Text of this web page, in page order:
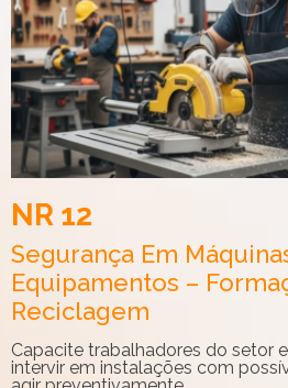
NR 12
Segurança Em
Equipamentos –
Reciclagem
Capacite trabalhadores do setor
intervir em instalações com